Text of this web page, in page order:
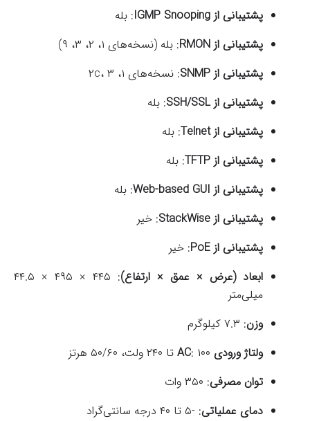
پشتیبانی از IGMP Snooping
: بله
پشتیبانی از RMON
: بله (نسخه‌های ۱، ۲، ۳، ۹)
پشتیبانی از SNMP
: نسخه‌های ۱، ۲c، ۳
پشتیبانی از SSH/SSL
: بله
پشتیبانی از Telnet
: بله
پشتیبانی از TFTP
: بله
پشتیبانی از Web-based GUI
: بله
پشتیبانی از StackWise
: خیر
پشتیبانی از PoE
: خیر
ابعاد (عرض × عمق × ارتفاع):
۴۴۵ × ۴۹۵ × ۴۴.۵
میلی‌متر
وزن: ۷.۳ کیلوگرم
ولتاژ ورودی AC
: ۱۰۰ تا ۲۴۰ ولت، ۵۰/۶۰ هرتز
توان مصرفی: ۳۵۰ وات
دمای عملیاتی: -۵ تا ۴۰ درجه سانتی‌گراد